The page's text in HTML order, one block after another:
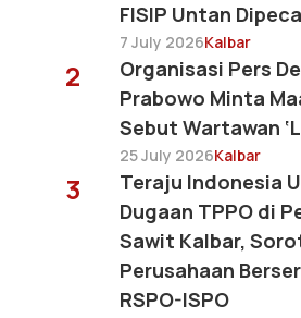
FISIP Untan
7 July 2026Kalbar
2
Organisasi Pers
Prabowo Minta
Sebut Wartawan
25 July 2026Kalbar
3
Teraju Indonesia
Dugaan TPPO di
Sawit Kalbar,
Perusahaan
RSPO-ISPO